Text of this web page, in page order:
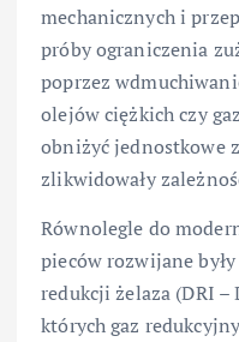
mechanicznych i
próby ograniczenia
poprzez
olejów ciężkich czy
obniżyć jednostkowe
zlikwidowały
Równolegle do
pieców rozwijane
redukcji żelaza (DRI –
których gaz